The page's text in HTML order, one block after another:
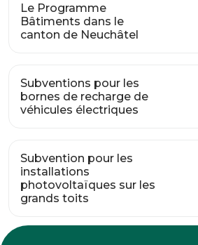
Le Programme
Bâtiments dans le
canton de Neuchâtel
Subventions pour les
bornes de recharge de
véhicules électriques
Subvention pour les
installations
photovoltaïques sur les
grands toits